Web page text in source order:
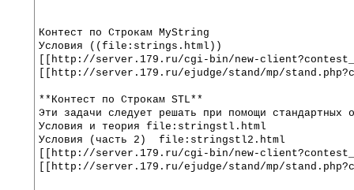
Контест по Строкам МyString
Условия ((file:strings.html))
[[http://server.179.ru/cgi-bin/new-
[[http://server.179.ru/ejudge/stand/mp/
**Контест по Строкам STL**
Эти задачи следует решать при помощи
Условия и теория file:stringstl.html
Условия (часть 2)  file:stringstl2.html
[[http://server.179.ru/cgi-bin/new-
[[http://server.179.ru/ejudge/stand/mp/